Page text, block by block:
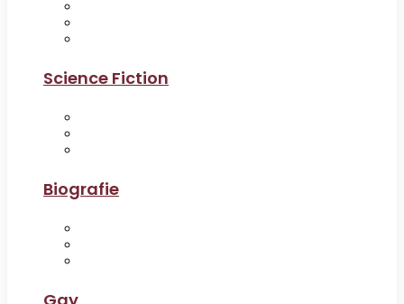
Science Fiction
Biografie